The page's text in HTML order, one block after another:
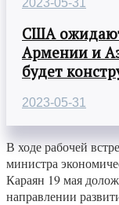
США
Армении и
будет
2023-05-31
В ходе рабочей
министра
Караян 19 мая
направлении